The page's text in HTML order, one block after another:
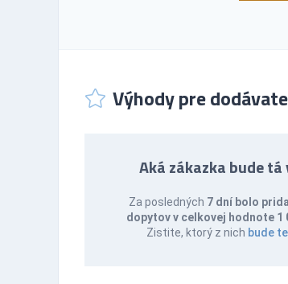
Výhody pre
Aká zákazka bude tá
Za posledných 7 dní bolo
dopytov v celkovej hodnote 1
Zistite, ktorý z nich bude